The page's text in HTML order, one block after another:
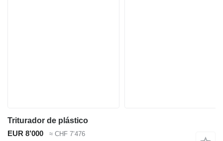
Triturador de plástico
EUR 8’000
≈ CHF 7’476